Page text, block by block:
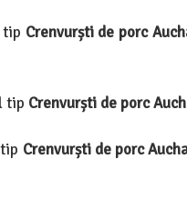
tip Crenvurști de porc
tip Crenvurști de porc
Crenvurști de porc